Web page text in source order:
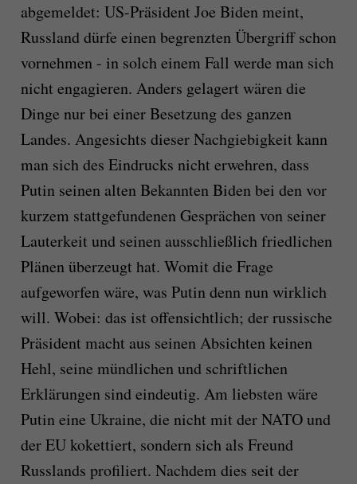
abgemeldet: US-Präsident Joe Biden meint,
Russland dürfe einen begrenzten Übergriff schon
vornehmen - in solch einem Fall werde man sich
nicht engagieren. Anders gelagert wären die
Dinge nur bei einer Besetzung des ganzen
Landes. Angesichts dieser Nachgiebigkeit kann
man sich des Eindrucks nicht erwehren, dass
Putin seinen alten Bekannten Biden bei den vor
kurzem stattgefundenen Gesprächen von seiner
Lauterkeit und seinen ausschließlich friedlichen
Plänen überzeugt hat. Womit die Frage
aufgeworfen wäre, was Putin denn nun wirklich
will. Wobei: das ist offensichtlich; der russische
Präsident macht aus seinen Absichten keinen
Hehl, seine mündlichen und schriftlichen
Erklärungen sind eindeutig. Am liebsten wäre
Putin eine Ukraine, die nicht mit der NATO und
der EU kokettiert, sondern sich als Freund
Russlands profiliert. Nachdem dies seit der